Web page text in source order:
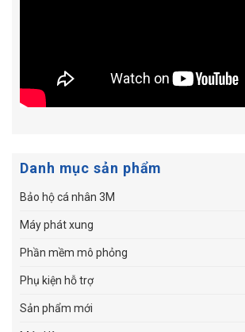
Danh mục sản phẩm
Bảo hộ cá nhân 3M
Máy phát xung
Phần mềm mô phỏng
Phụ kiện hỗ trợ
Sản phẩm mới